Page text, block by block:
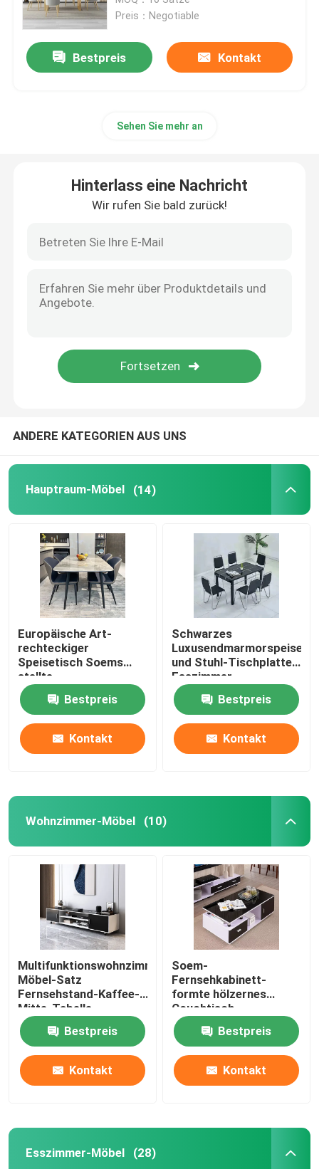
Metallrahmen Fernsehkabinett
Preis：Negotiable
Bestpreis Kontakt
Sehen Sie mehr an
Hinterlass eine Nachricht
Wir rufen Sie bald zurück!
ANDERE KATEGORIEN AUS UNS
Hauptraum-Möbel (14)
Europäische Art-
rechteckiger
Speisetisch Soems
stellte
Marmoresszimmer-
Möbel einBestpreis
Kontakt
Schwarzes
und Stuhl-Tischplatte-
Esszimmer-
Ausgangsmöbel
Bestpreis
Kontakt
Wohnzimmer-Möbel (10)
Multifunktionswohnzimmer-
Möbel-Satz
Fernsehstand-Kaffee-
Mitte-Tabelle
Bestpreis
Kontakt
Soem-
Fernsehkabinett-
formte hölzernes
Couchtisch-
Glasquadrat einfache
LagerungBestpreis
Kontakt
Esszimmer-Möbel (28)